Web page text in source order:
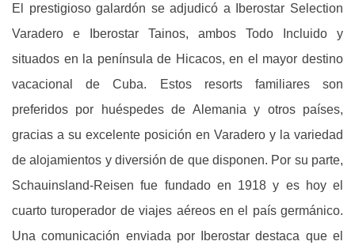
El prestigioso galardón se adjudicó a Iberostar Selection
Varadero e Iberostar Tainos, ambos Todo Incluido y
situados en la península de Hicacos, en el mayor destino
vacacional de Cuba. Estos resorts familiares son
preferidos por huéspedes de Alemania y otros países,
gracias a su excelente posición en Varadero y la variedad
de alojamientos y diversión de que disponen. Por su parte,
Schauinsland-Reisen fue fundado en 1918 y es hoy el
cuarto turoperador de viajes aéreos en el país germánico.
Una comunicación enviada por Iberostar destaca que el